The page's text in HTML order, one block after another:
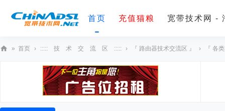
首页 充值猫粮 宽带技术网 -
术
» 首页 › ::::: 技 术 交 流 区 ::::: › 『 路由器技术交流区 』 › 『 各